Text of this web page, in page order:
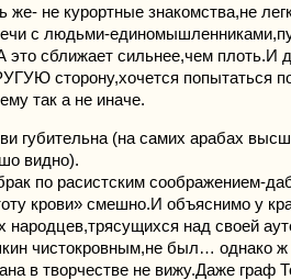
же- не курортные знакомства,не
с людьми-
это сближает сильнее,чем плоть.И
сторону,хочется попытаться
так а не иначе.
губительна (на самих арабах
видно).
по расистским соображением-
крови» смешно.И объяснимо у
народцев,трясущихся над своей
чистокровным,не был… однако ж
в творчестве не вижу.Даже граф